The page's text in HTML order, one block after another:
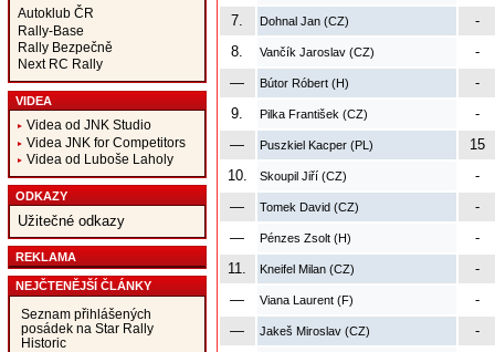
Autoklub ČR
Rally-Base
Rally Bezpečně
Next RC Rally
VIDEA
Videa od JNK Studio
Videa JNK for Competitors
Videa od Luboše Laholy
ODKAZY
Užitečné odkazy
REKLAMA
NEJČTENĚJŠÍ ČLÁNKY
Seznam přihlášených
posádek na Star Rally
Historic
7.
Dohnal Jan (CZ)
-
8.
Vančík Jaroslav (CZ)
-
—
Bútor Róbert (H)
-
9.
Pilka František (CZ)
-
—
Puszkiel Kacper (PL)
15
10.
Skoupil Jiří (CZ)
-
—
Tomek David (CZ)
-
—
Pénzes Zsolt (H)
-
11.
Kneifel Milan (CZ)
-
—
Viana Laurent (F)
-
—
Jakeš Miroslav (CZ)
-